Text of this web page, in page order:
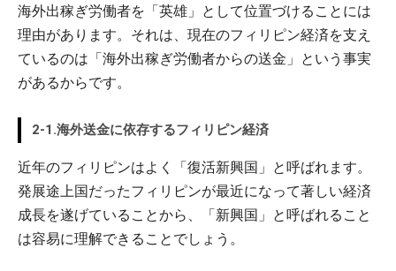
海外出稼ぎ労働者を「英雄」として位置づけることには
理由があります。それは、現在のフィリピン経済を支え
ているのは「海外出稼ぎ労働者からの送金」という事実
があるからです。
2-1.海外送金に依存するフィリピン経済
近年のフィリピンはよく「復活新興国」と呼ばれます。
発展途上国だったフィリピンが最近になって著しい経済
成長を遂げていることから、「新興国」と呼ばれること
は容易に理解できることでしょう。